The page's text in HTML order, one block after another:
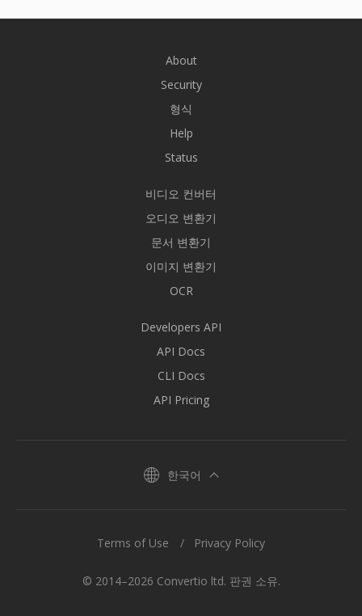
About
Security
형식
Help
Status
비디오 컨버터
오디오 변환기
문서 변환기
이미지 변환기
OCR
Developers API
API Docs
CLI Docs
API Pricing
한국어
© 2014–2026 Convertio ltd. 판권 소유.
Terms of Use Privacy Policy